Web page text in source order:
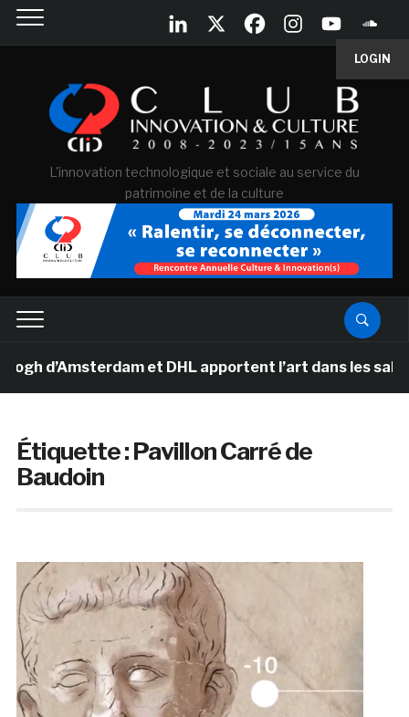
LOGIN
L'innovation technologique et sociale au service du
patrimoine et de la culture
d’Amsterdam et DHL apportent l’art dans les salles
Étiquette :Pavillon Carré de
Baudoin